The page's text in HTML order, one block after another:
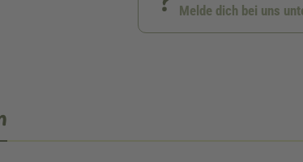
Melde dich bei uns